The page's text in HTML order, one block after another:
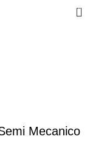
0
Mecanico